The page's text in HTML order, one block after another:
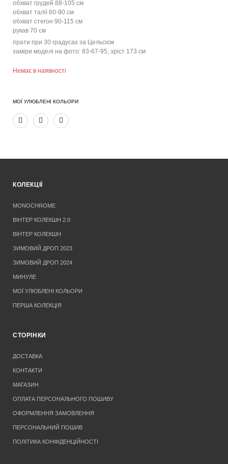
обхват грудей 88-105 см
обхват талії 60-90 см
обхват стегон 90-115 см
рукав 70 см
прати при 30 градусах за Цельсієм
заміри моделі на фото: 83-67-95, зріст 173 см
Немає в наявності
МОЇ УЛЮБЛЕНІ КОЛЬОРИ
КОЛЕКЦІЇ
MONOCHROME
ВІНТЕР КОЛЕКШН 2.0
ВІНТЕР КОЛЕКШН
ЗИМОВИЙ ДРОП 2023
ЗИМОВИЙ ДРОП 2024
МИНУЛЕ
МОЇ УЛЮБЛЕНІ КОЛЬОРИ
ПЕРША КОЛЕКЦІЯ
СТОРІНКИ
ДОСТАВКА
КОНТАКТИ
МАГАЗИН
ОПЛАТА ПЕРСОНАЛЬНОГО ПОШИВУ
ОФОРМЛЕННЯ ЗАМОВЛЕННЯ
ПЕРСОНАЛЬНИЙ ПОШИВ
ПОЛІТИКА КОНФІДЕНЦІЙНОСТІ